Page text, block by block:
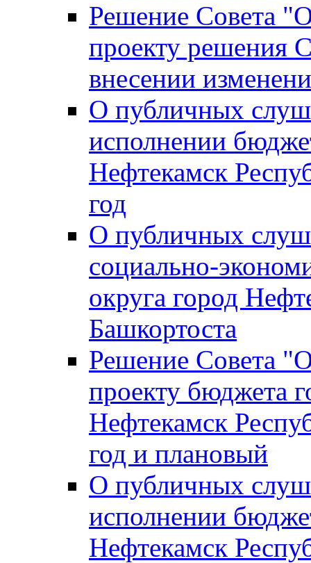
Решение Совета
проекту решения
внесении
О публичных
исполнении
Нефтекамск
год
О публичных
социально-
округа город
Башкортоста
Решение Совета
проекту бюджета
Нефтекамск
год и плановый
О публичных
исполнении
Нефтекамск